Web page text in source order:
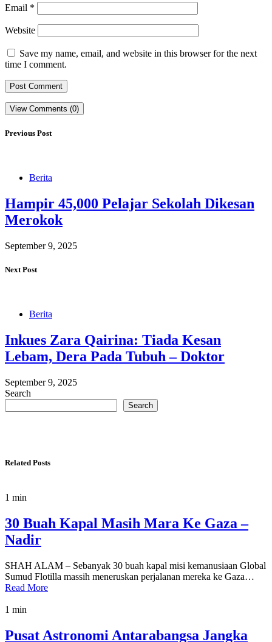
Email *
Website
Save my name, email, and website in this browser for the next
time I comment.
View Comments (0)
Previous Post
Berita
Hampir 45,000 Pelajar Sekolah Dikesan
Merokok
September 9, 2025
Next Post
Berita
Inkues Zara Qairina: Tiada Kesan
Lebam, Dera Pada Tubuh – Doktor
September 9, 2025
Search
Search
Related Posts
1 min
30 Buah Kapal Masih Mara Ke Gaza –
Nadir
SHAH ALAM – Sebanyak 30 buah kapal misi kemanusiaan Global
Sumud Flotilla massih meneruskan perjalanan mereka ke Gaza…
Read More
1 min
Pusat Astronomi Antarabangsa Jangka